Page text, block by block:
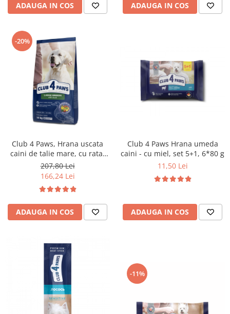
ADAUGA IN COS ADAUGA IN COS
-20%
Club 4 Paws, Hrana uscata
caini de talie mare, cu rata,
14kg
207,80 Lei
166,24 Lei
ADAUGA IN COS
Club 4 Paws Hrana umeda
caini - cu miel, set 5+1, 6*80 g
11,50 Lei
ADAUGA IN COS
-11%